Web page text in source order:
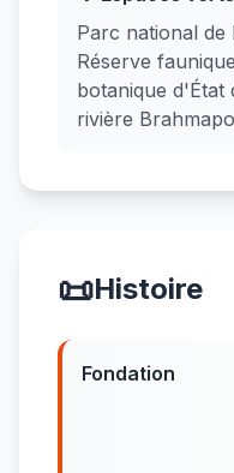
Parc national de
Réserve
botanique d'État
rivière
📜Histoire
Fondation